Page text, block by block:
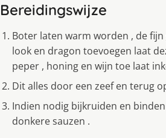
Bereidingswijze
Boter laten warm worden , de
look en dragon toevoegen laat
peper , honing en wijn toe laat
Dit alles door een zeef en terug
Indien nodig bijkruiden en
donkere sauzen .